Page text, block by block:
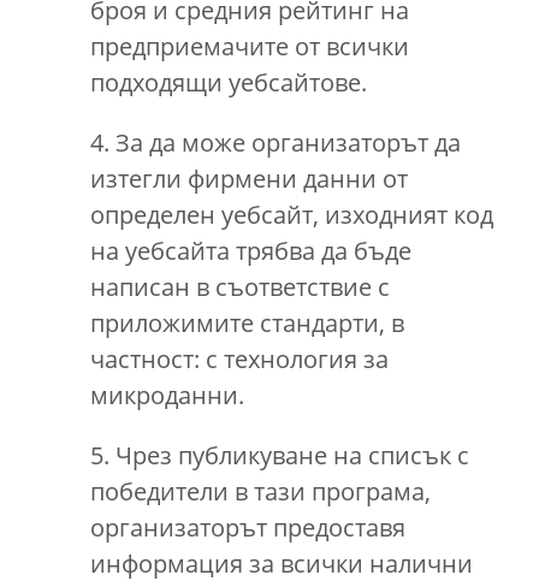
броя и средния рейтинг на
предприемачите от всички
подходящи уебсайтове.
4. За да може организаторът да
изтегли фирмени данни от
определен уебсайт, изходният код
на уебсайта трябва да бъде
написан в съответствие с
приложимите стандарти, в
частност: с технология за
микроданни.
5. Чрез публикуване на списък с
победители в тази програма,
организаторът предоставя
информация за всички налични